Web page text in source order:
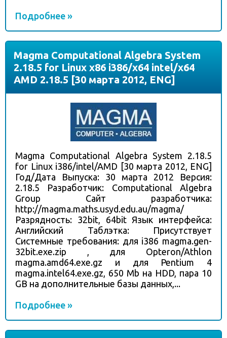
Подробнее »
Magma Computational Algebra System
2.18.5 for Linux x86 i386/x64 intel/x64
AMD 2.18.5 [30 марта 2012, ENG]
Magma Computational Algebra System 2.18.5
for Linux i386/intel/AMD [30 марта 2012, ENG]
Год/Дата Выпуска: 30 марта 2012 Версия:
2.18.5 Разработчик: Computational Algebra
Group Сайт разработчика:
http://magma.maths.usyd.edu.au/magma/
Разрядность: 32bit, 64bit Язык интерфейса:
Английский Таблэтка: Присутствует
Системные требования: для i386 magma.gen-
32bit.exe.zip , для Opteron/Athlon
magma.amd64.exe.gz и для Pentium 4
magma.intel64.exe.gz, 650 Mb на HDD, пара 10
GB на дополнительные базы данных,...
Подробнее »